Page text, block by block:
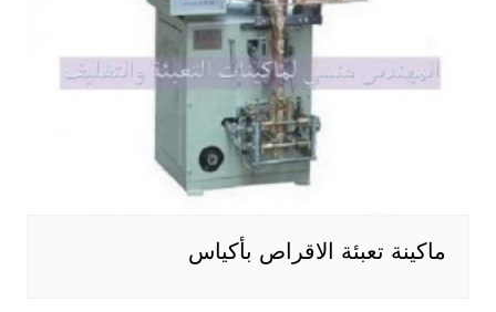
ماكينة تعبئة الاقراص بأكياس